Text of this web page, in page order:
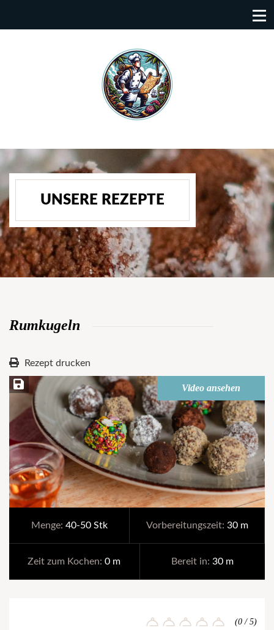
UNSERE REZEPTE
Rumkugeln
Rezept drucken
Rezept speichern
Menge: 40-50 Stk Vorbereitungszeit: 30 m
Zeit zum Kochen: 0 m Bereit in: 30 m
Video ansehen
(0 / 5)